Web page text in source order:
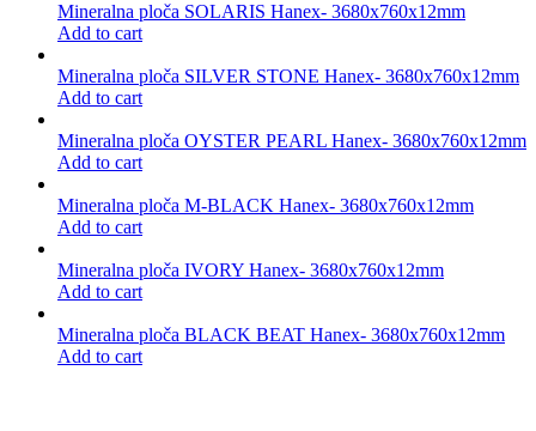
Mineralna ploča SOLARIS Hanex- 3680x760x12mm
Add to cart
Mineralna ploča SILVER STONE Hanex- 3680x760x12mm
Add to cart
Mineralna ploča OYSTER PEARL Hanex- 3680x760x12mm
Add to cart
Mineralna ploča M-BLACK Hanex- 3680x760x12mm
Add to cart
Mineralna ploča IVORY Hanex- 3680x760x12mm
Add to cart
Mineralna ploča BLACK BEAT Hanex- 3680x760x12mm
Add to cart